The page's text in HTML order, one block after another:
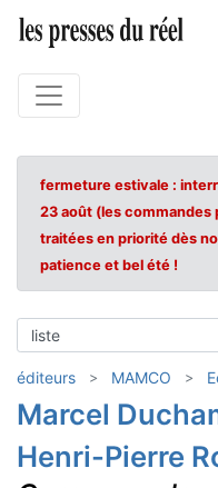
fermeture estivale :
23 août (les commandes
traitées en priorité dès
patience et bel été !
éditeurs MAMCO
Marcel
Henri-Pierre